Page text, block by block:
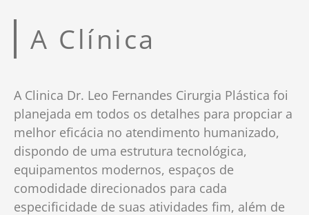
A Clínica
A Clinica Dr. Leo Fernandes Cirurgia Plástica foi
planejada em todos os detalhes para propciar a
melhor eficácia no atendimento humanizado,
dispondo de uma estrutura tecnológica,
equipamentos modernos, espaços de
comodidade direcionados para cada
especificidade de suas atividades fim, além de